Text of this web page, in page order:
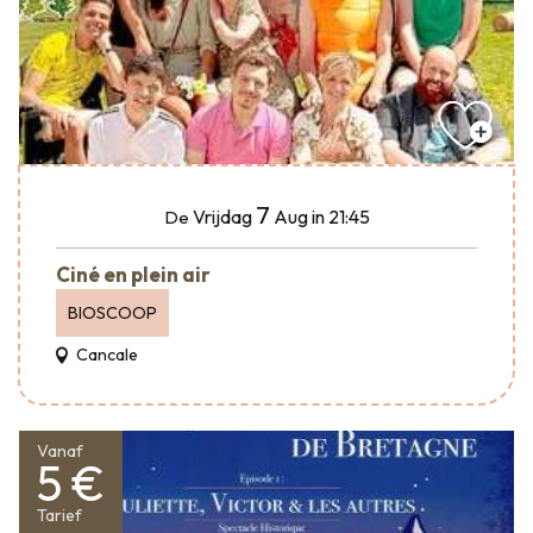
De Vrijdag 7 Augin 21:45
Ciné en plein air
BIOSCOOP
Cancale
Vanaf
5 €
Tarief